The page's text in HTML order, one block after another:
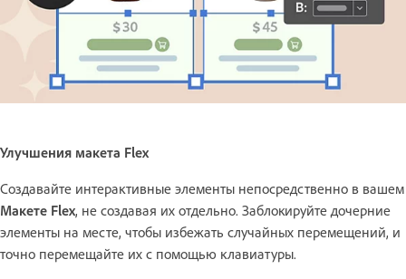
Улучшения макета Flex
Создавайте интерактивные элементы непосредственно в вашем
Макете Flex, не создавая их отдельно. Заблокируйте дочерние
элементы на месте, чтобы избежать случайных перемещений, и
точно перемещайте их с помощью клавиатуры.